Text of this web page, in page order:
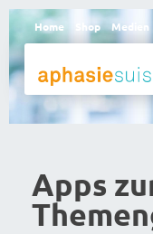
Home Shop Medien
Apps